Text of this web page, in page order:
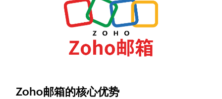
Zoho邮箱的核心优势